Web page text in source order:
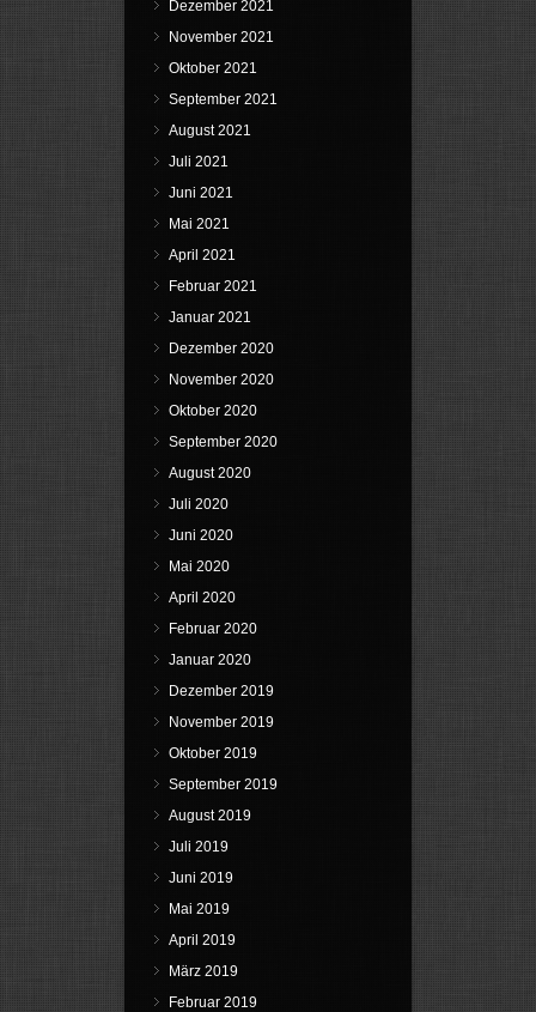
Dezember 2021
November 2021
Oktober 2021
September 2021
August 2021
Juli 2021
Juni 2021
Mai 2021
April 2021
Februar 2021
Januar 2021
Dezember 2020
November 2020
Oktober 2020
September 2020
August 2020
Juli 2020
Juni 2020
Mai 2020
April 2020
Februar 2020
Januar 2020
Dezember 2019
November 2019
Oktober 2019
September 2019
August 2019
Juli 2019
Juni 2019
Mai 2019
April 2019
März 2019
Februar 2019